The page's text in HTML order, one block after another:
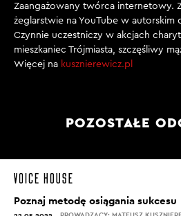
Zaangażowany twórca internetowy.
żeglarstwie na YouTube w autorskim
Czynnie uczestniczy w akcjach
mieszkaniec Trójmiasta, szczęśliwy
Więcej na kusznierewicz.pl
POZOSTAŁE
Poznaj metodę osiągania sukcesu